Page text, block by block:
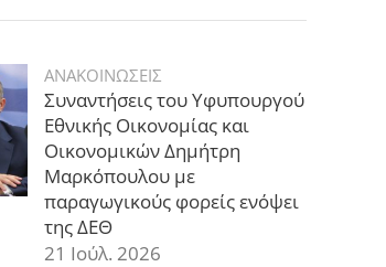
ΑΝΑΚΟΙΝΩΣΕΙΣ
Συναντήσεις του Υφυπουργού
Εθνικής Οικονομίας και
Οικονομικών Δημήτρη
Μαρκόπουλου με
παραγωγικούς φορείς ενόψει
της ΔΕΘ
21 Ιούλ. 2026